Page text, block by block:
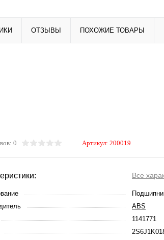
ОТЗЫВЫ ПОХОЖИЕ ТОВАРЫ
0 Артикул: 200019
Все
ABS
1141771